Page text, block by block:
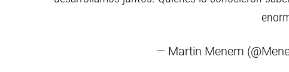
— Martin Menem